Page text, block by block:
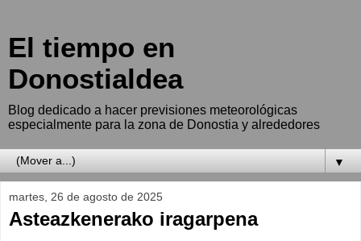
El tiempo en
Donostialdea
Blog dedicado a hacer previsiones meteorológicas
especialmente para la zona de Donostia y alrededores
▼
martes, 26 de agosto de 2025
Asteazkenerako iragarpena